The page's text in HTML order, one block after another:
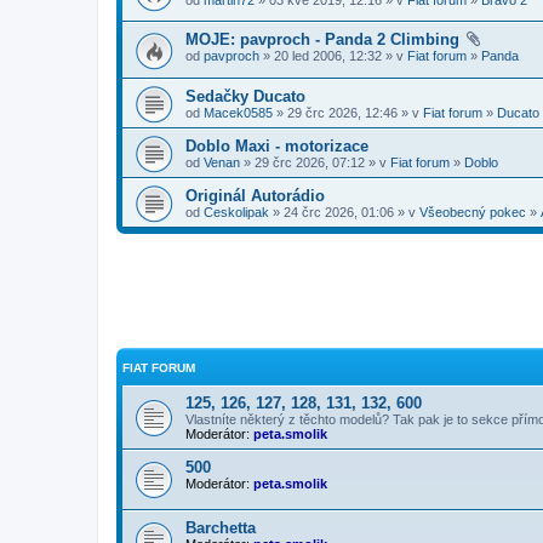
MOJE: pavproch - Panda 2 Climbing
od pavproch » 20 led 2006, 12:32 » v Fiat forum » Panda
Sedačky Ducato
od Macek0585 » 29 črc 2026, 12:46 » v Fiat forum » Ducato
Doblo Maxi - motorizace
od Venan » 29 črc 2026, 07:12 » v Fiat forum » Doblo
Originál Autorádio
od Ceskolipak » 24 črc 2026, 01:06 » v Všeobecný pokec »
FIAT FORUM
125, 126, 127, 128, 131, 132, 600
Vlastníte některý z těchto modelů? Tak pak je to sekce
Moderátor: peta.smolik
500
Moderátor: peta.smolik
Barchetta